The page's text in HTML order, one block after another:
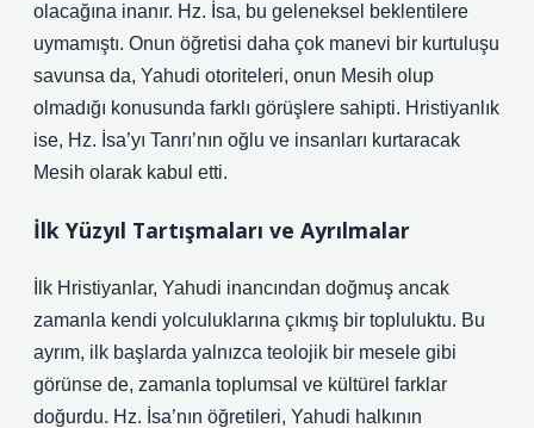
olacağına inanır. Hz. İsa, bu geleneksel beklentilere
uymamıştı. Onun öğretisi daha çok manevi bir kurtuluşu
savunsa da, Yahudi otoriteleri, onun Mesih olup
olmadığı konusunda farklı görüşlere sahipti. Hristiyanlık
ise, Hz. İsa’yı Tanrı’nın oğlu ve insanları kurtaracak
Mesih olarak kabul etti.
İlk Yüzyıl Tartışmaları ve Ayrılmalar
İlk Hristiyanlar, Yahudi inancından doğmuş ancak
zamanla kendi yolculuklarına çıkmış bir topluluktu. Bu
ayrım, ilk başlarda yalnızca teolojik bir mesele gibi
görünse de, zamanla toplumsal ve kültürel farklar
doğurdu. Hz. İsa’nın öğretileri, Yahudi halkının